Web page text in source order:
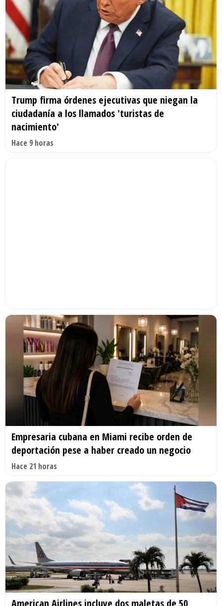
Trump firma órdenes ejecutivas que niegan la
ciudadanía a los llamados 'turistas de
nacimiento'
Hace 9 horas
Empresaria cubana en Miami recibe orden de
deportación pese a haber creado un negocio
Hace 21 horas
American Airlines incluye dos maletas de 50